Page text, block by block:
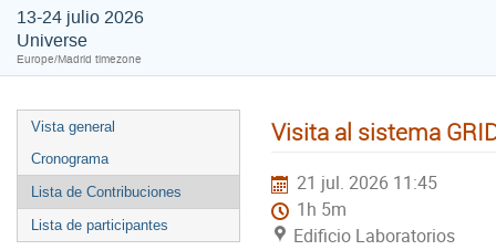
13-24 julio 2026
Universe
Europe/Madrid timezone
Vista general
Cronograma
Lista de Contribuciones
Lista de participantes
Visita al sistema
21 jul. 2026 11:45
1h 5m
Edificio Laboratorios